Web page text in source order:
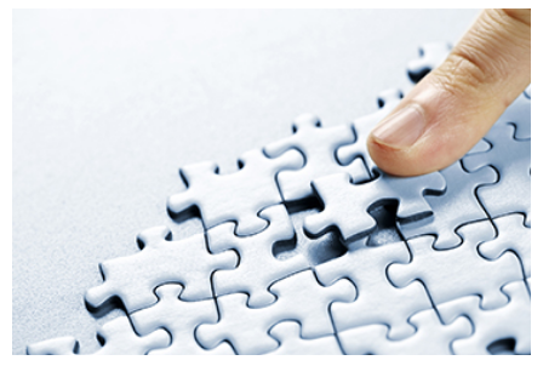
Todo investimento em renda fixa feito pela corretora é
registrado em nome do cliente (CPF/CNPJ) junto a CETIP, o
que garante transparência e segurança. Todo cliente
também conta com a garantia do FGC (Fundo Garantidor
de Crédito) até R$ 250.000,00 por CPF, por instituição
financeira para os títulos de CDB, LCI, LCA e LC.
Contamos…